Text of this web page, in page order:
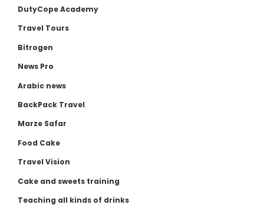
DutyCope Academy
Travel Tours
Bitrogen
News Pro
Arabic news
BackPack Travel
Marze Safar
Food Cake
Travel Vision
Cake and sweets training
Teaching all kinds of drinks